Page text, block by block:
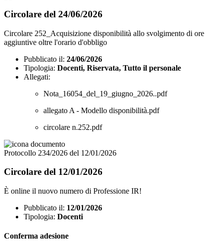
Circolare del 24/06/2026
Circolare 252_Acquisizione disponibilità allo svolgimento di ore
aggiuntive oltre l'orario d'obbligo
Pubblicato il: 24/06/2026
Tipologia: Docenti, Riservata, Tutto il personale
Allegati:
Nota_16054_del_19_giugno_2026..pdf
allegato A - Modello disponibilità.pdf
circolare n.252.pdf
Protocollo 234/2026 del 12/01/2026
Circolare del 12/01/2026
È online il nuovo numero di Professione IR!
Pubblicato il: 12/01/2026
Tipologia: Docenti
Conferma adesione